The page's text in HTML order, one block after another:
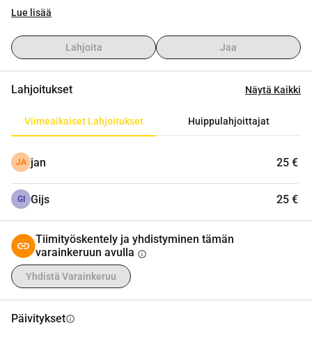
Prinsentuin, kirjallisuustapahtuman Het Grote Gebeuren,
Groningenin kaupungin runoilijan vaalin. Autamme myös
uusia kirjallisia lahjakkuuksia kehittymään ja
Näiden hienojen tapahtumien järjestämiseen tarvitsemme
Lue lisää
Lahjoita Jaa
Lahjoitukset Näytä Kaikki
Viimeaikaiset Lahjoitukset Huippulahjoittajat
JA jan 25 €
GI Gijs 25 €
Tiimityöskentely ja yhdistyminen tämän
varainkeruun avulla info
Yhdistä Varainkeruu
Päivityksetinfo